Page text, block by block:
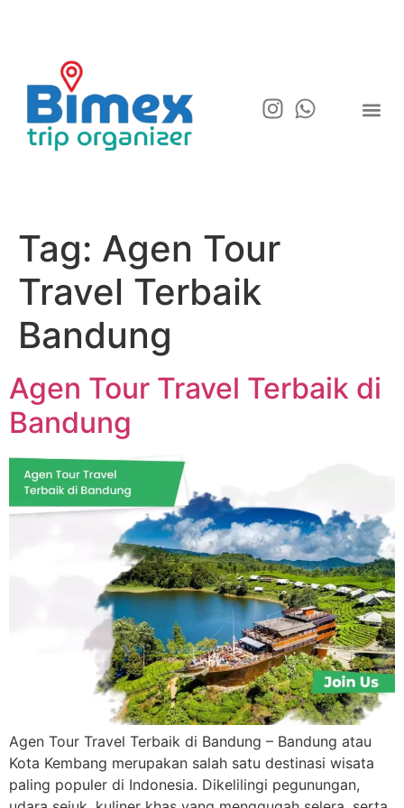
Tag: Agen Tour
Travel Terbaik
Bandung
Agen Tour Travel Terbaik di
Bandung
Agen Tour Travel Terbaik di Bandung – Bandung atau
Kota Kembang merupakan salah satu destinasi wisata
paling populer di Indonesia. Dikelilingi pegunungan,